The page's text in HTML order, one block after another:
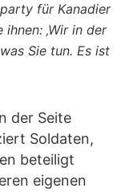
für Kanadier
‚Wir in der
Sie tun. Es ist
der Seite
Soldaten,
beteiligt
eigenen